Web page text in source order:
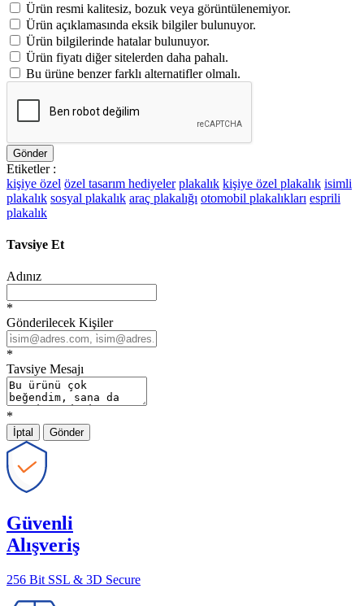
Ürün resmi kalitesiz, bozuk veya görüntülenemiyor.
Ürün açıklamasında eksik bilgiler bulunuyor.
Ürün bilgilerinde hatalar bulunuyor.
Ürün fiyatı diğer sitelerden daha pahalı.
Bu ürüne benzer farklı alternatifler olmalı.
Gönder
Etiketler :
kişiye özel özel tasarım hediyeler plakalık kişiye özel plakalık isimli
plakalık sosyal plakalık araç plakalığı otomobil plakalıkları esprili
plakalık
Tavsiye Et
Adınız
*
Gönderilecek Kişiler
*
Tavsiye Mesajı
*
İptal Gönder
Güvenli
Alışveriş
256 Bit SSL & 3D Secure